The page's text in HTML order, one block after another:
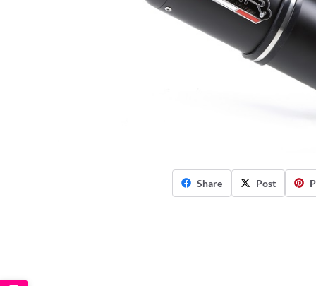
Share Post